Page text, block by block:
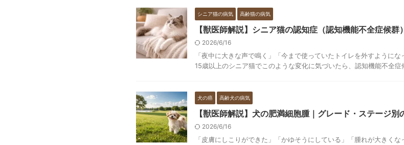
シニア猫の病気 高齢猫の病気
【獣医師解説】シニア猫の認知症（認知機能不全症候
2026/6/16
「夜中に大きな声で鳴く」「今まで使っていたトイレを外すよう
15歳以上のシニア猫でこのような変化に気づいたら、認知機能不全
犬の癌 高齢犬の病気
【獣医師解説】犬の肥満細胞腫｜グレード・ステージ
2026/6/16
「皮膚にしこりができた」「かゆそうにしている」「腫れが大き